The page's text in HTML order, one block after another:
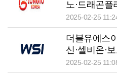
노·드래곤
‘들썩’
2025-02-25
더블유에스
신·셀비온·
2025-02-25